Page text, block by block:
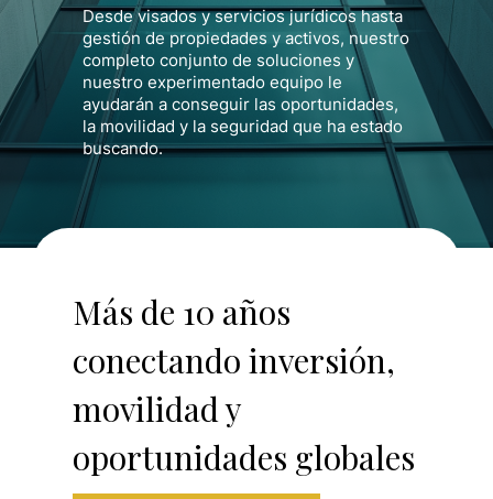
Desde visados y servicios jurídicos hasta
gestión de propiedades y activos, nuestro
completo conjunto de soluciones y
nuestro experimentado equipo le
ayudarán a conseguir las oportunidades,
la movilidad y la seguridad que ha estado
buscando.
Más de 10 años
conectando inversión,
movilidad y
oportunidades globales